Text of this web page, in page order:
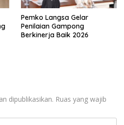
Pemko Langsa Gelar
Penilaian Gampong
Berkinerja Baik 2026
dipublikasikan. Ruas yang wajib